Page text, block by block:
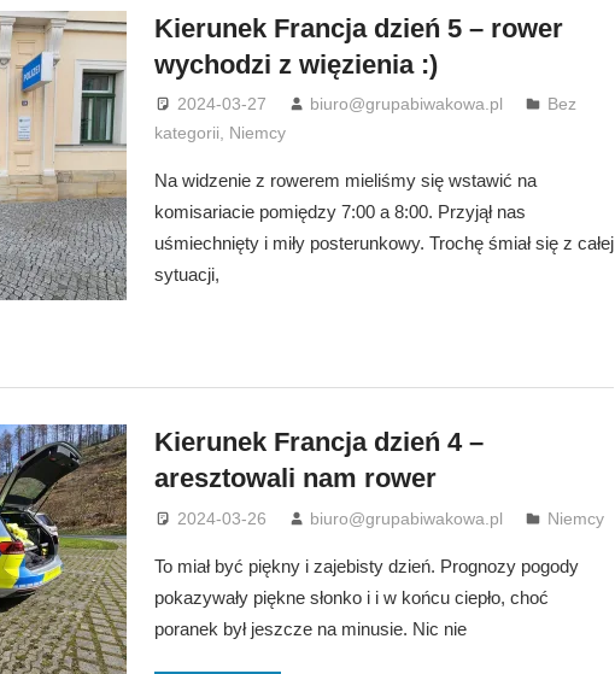
Kierunek Francja dzień 5 – rower
wychodzi z więzienia :)
2024-03-27 biuro@grupabiwakowa.pl
Bez
kategorii, Niemcy
Na widzenie z rowerem mieliśmy się wstawić na
komisariacie pomiędzy 7:00 a 8:00. Przyjął nas
uśmiechnięty i miły posterunkowy. Trochę śmiał się z całej
sytuacji,
Kierunek Francja dzień 4 –
aresztowali nam rower
2024-03-26 biuro@grupabiwakowa.pl Niemcy
To miał być piękny i zajebisty dzień. Prognozy pogody
pokazywały piękne słonko i i w końcu ciepło, choć
poranek był jeszcze na minusie. Nic nie